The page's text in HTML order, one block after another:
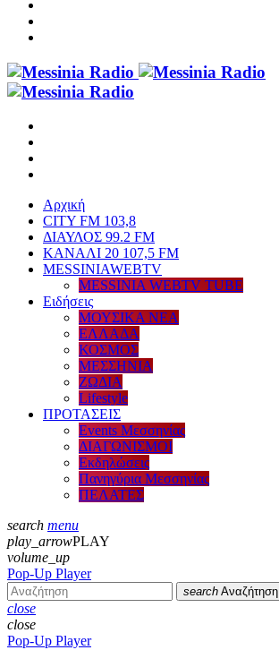
Αρχική
CITY FM 103,8
ΔΙΑΥΛΟΣ 99.2 FM
ΚΑΝΑΛΙ 20 107,5 FM
MESSINIAWEBTV
MESSINIA WEBTV TUBE
Eιδήσεις
ΜΟΥΣΙΚΑ ΝΕΑ
ΕΛΛΑΔΑ
ΚΟΣΜΟΣ
ΜΕΣΣΗΝΙΑ
ΖΩΔΙΑ
Lifestyle
ΠΡΟΤΑΣΕΙΣ
Events Μεσσηνίας
ΔΙΑΓΩΝΙΣΜΟΙ
Εκδηλώσεις
Πανηγύρια Μεσσηνίας
ΠΕΛΑΤΕΣ
search menu
play_arrowPLAY
volume_up
Pop-Up Player
search Αναζήτηση
close
close
Pop-Up Player